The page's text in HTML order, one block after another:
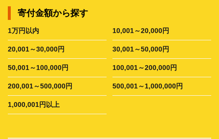
寄付金額から探す
1万円以内 10,001～20,000円
20,001～30,000円 30,001～50,000円
50,001～100,000円 100,001～200,000円
200,001～500,000円 500,001～1,000,000円
1,000,001円以上